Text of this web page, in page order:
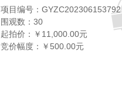
项目编号：GYZC202306153792
围观数：30
起拍价： ￥11,000.00元
竞价幅度： ￥500.00元